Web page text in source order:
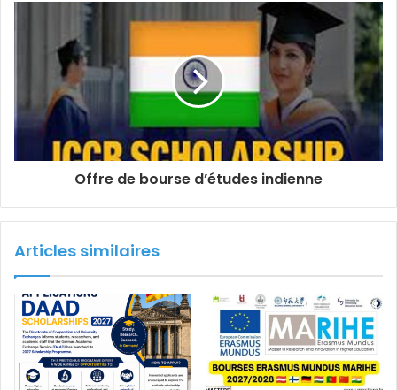
Offre de bourse d’études indienne
Articles similaires